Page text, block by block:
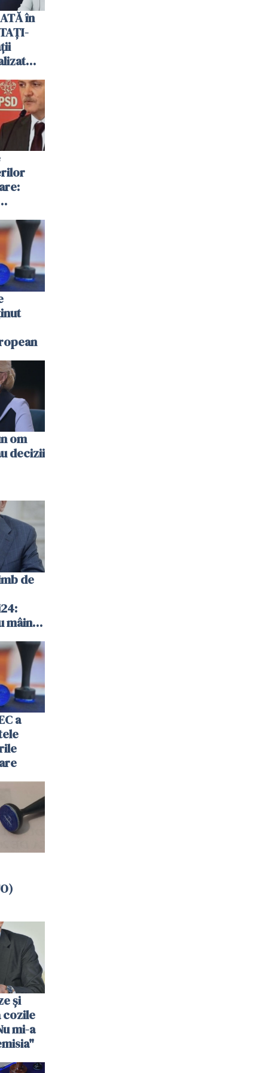
în
unde
om
decizii
de
mâinile
a
şi
cozile
mi-a